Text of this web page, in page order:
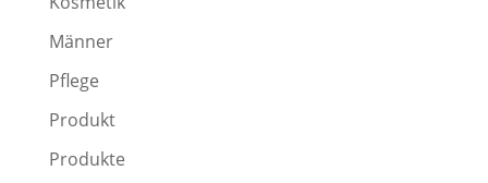
Männer
Pflege
Produkt
Produkte